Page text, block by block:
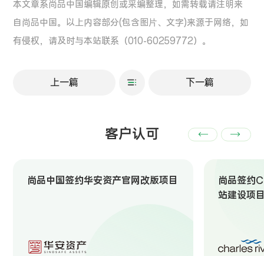
本文章系尚品中国编辑原创或采编整理，如需转载请注明来
自尚品中国。以上内容部分(包含图片、文字)来源于网络，如
有侵权，请及时与本站联系（010-60259772）。
上一篇 下一篇
客户认可
尚品中国签约华安资产官网改版项目
尚品签约
站建设项